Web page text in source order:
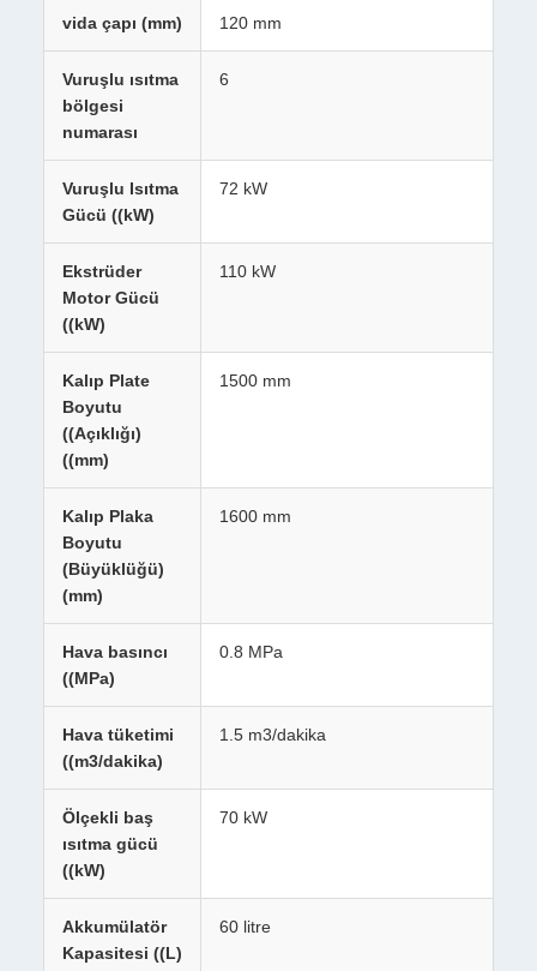
vida çapı (mm) 120 mm
Vuruşlu ısıtma
bölgesi
numarası
6
Vuruşlu Isıtma
Gücü ((kW)
72 kW
Ekstrüder
Motor Gücü
((kW)
110 kW
Kalıp Plate
Boyutu
((Açıklığı)
((mm)
1500 mm
Kalıp Plaka
Boyutu
(Büyüklüğü)
(mm)
1600 mm
Hava basıncı
((MPa)
0.8 MPa
Hava tüketimi
((m3/dakika)
1.5 m3/dakika
Ölçekli baş
ısıtma gücü
((kW)
70 kW
Akkumülatör
Kapasitesi ((L)
60 litre